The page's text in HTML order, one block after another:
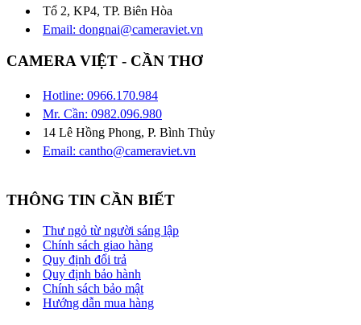
Tổ 2, KP4, TP. Biên Hòa
Email: dongnai@cameraviet.vn
CAMERA VIỆT - CẦN THƠ
Hotline: 0966.170.984
Mr. Cần: 0982.096.980
14 Lê Hồng Phong, P. Bình Thủy
Email: cantho@cameraviet.vn
THÔNG TIN CẦN BIẾT
Thư ngỏ từ người sáng lập
Chính sách giao hàng
Quy định đổi trả
Quy định bảo hành
Chính sách bảo mật
Hướng dẫn mua hàng